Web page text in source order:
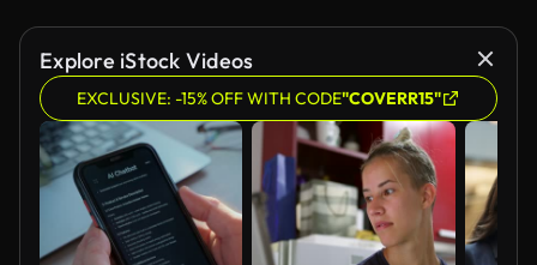
Explore iStock Videos
EXCLUSIVE: -15% OFF WITH CODE"COVERR15"